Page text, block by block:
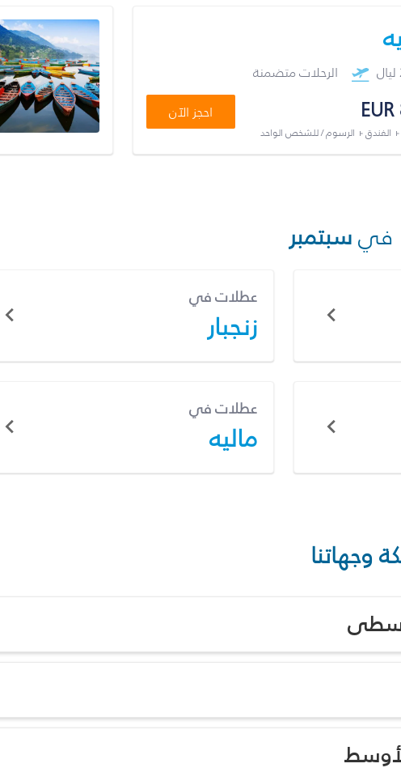
الرحلات متضمنة
+ الفندق + الرسوم / للشخص الواحد
احجز الآن
فيسبتمبر
عطلات في
زنجبار
عطلات في
ماليه
وجهاتنا